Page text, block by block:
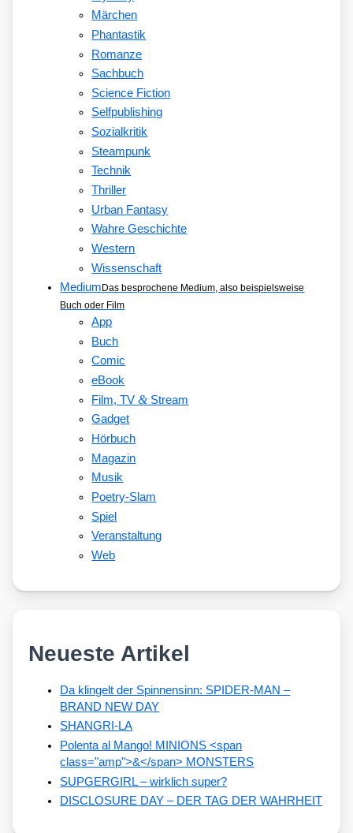
Märchen
Phantastik
Romanze
Sachbuch
Science Fiction
Selfpublishing
Sozialkritik
Steampunk
Technik
Thriller
Urban Fantasy
Wahre Geschichte
Western
Wissenschaft
Medium Das besprochene Medium, also beispielsweise
Buch oder Film
App
Buch
Comic
eBook
Film, TV&Stream
Gadget
Hörbuch
Magazin
Musik
Poetry-Slam
Spiel
Veranstaltung
Web
Neueste Artikel
Da klingelt der Spinnensinn: SPIDER-MAN –
BRAND NEW DAY
SHANGRI-LA
Polenta al Mango! MINIONS <span
class="amp">&</span> MONSTERS
SUPGERGIRL – wirklich super?
DISCLOSURE DAY – DER TAG DER WAHRHEIT